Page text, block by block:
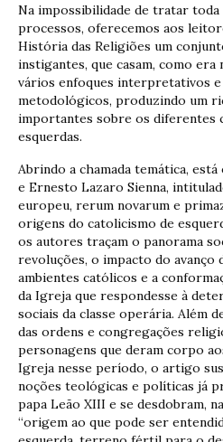
Na impossibilidade de tratar toda
processos, oferecemos aos
História das Religiões um
instigantes, que casam, como
vários enfoques interpretativos
metodológicos, produzindo um
importantes sobre os diferentes
esquerdas.
Abrindo a chamada temática,
e Ernesto Lazaro Sienna,
europeu, rerum novarum e
origens do catolicismo de
os autores traçam o panorama
revoluções, o impacto do avanço
ambientes católicos e a
da Igreja que respondesse à
sociais da classe operária. Além
das ordens e congregações
personagens que deram corpo
Igreja nesse período, o artigo
noções teológicas e políticas já
papa Leão XIII e se desdobram,
“origem ao que pode ser